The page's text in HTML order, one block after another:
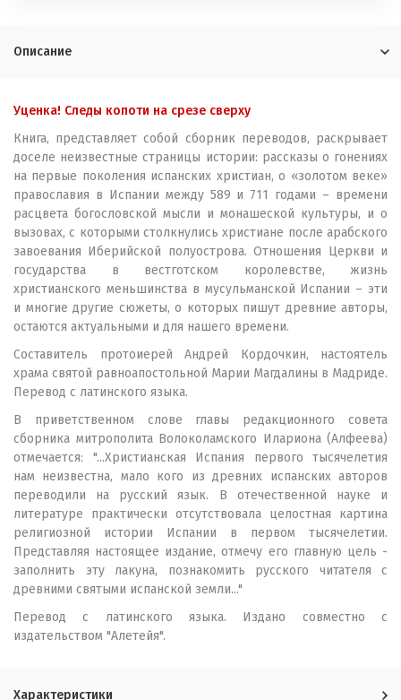
Описание
Уценка! Следы копоти на срезе сверху
Книга, представляет собой сборник переводов, раскрывает
доселе неизвестные страницы истории: рассказы о гонениях
на первые поколения испанских христиан, о «золотом веке»
православия в Испании между 589 и 711 годами – времени
расцвета богословской мысли и монашеской культуры, и о
вызовах, с которыми столкнулись христиане после арабского
завоевания Иберийской полуострова. Отношения Церкви и
государства в вестготском королевстве, жизнь
христианского меньшинства в мусульманской Испании – эти
и многие другие сюжеты, о которых пишут древние авторы,
остаются актуальными и для нашего времени.
Составитель протоиерей Андрей Кордочкин, настоятель
храма святой равноапостольной Марии Магдалины в Мадриде.
Перевод с латинского языка.
В приветственном слове главы редакционного совета
сборника митрополита Волоколамского Илариона (Алфеева)
отмечается: "...Христианская Испания первого тысячелетия
нам неизвестна, мало кого из древних испанских авторов
переводили на русский язык. В отечественной науке и
литературе практически отсутствовала целостная картина
религиозной истории Испании в первом тысячелетии.
Представляя настоящее издание, отмечу его главную цель -
заполнить эту лакуна, познакомить русского читателя с
древними святыми испанской земли..."
Перевод с латинского языка. Издано совместно с
издательством "Алетейя".
Характеристики